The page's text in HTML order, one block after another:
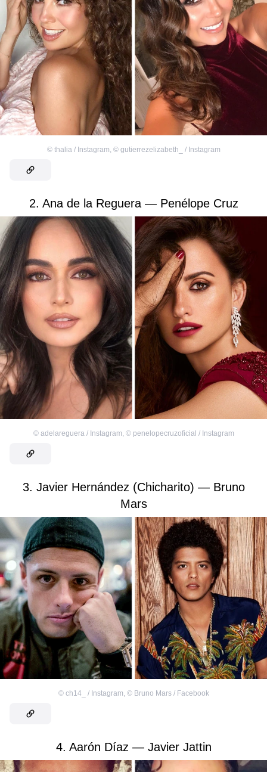
© thalia / Instagram, © gutierrezelizabeth_ / Instagram
2. Ana de la Reguera — Penélope Cruz
© adelareguera / Instagram © penelopecruzoficial / Instagram
3. Javier Hernández (Chicharito) — Bruno
Mars
© ch14_ / Instagram, © Bruno Mars / Facebook
4. Aarón Díaz — Javier Jattin